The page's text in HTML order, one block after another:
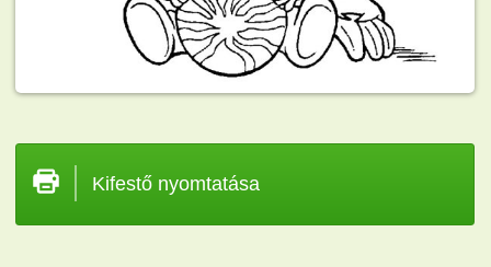
Kifestő nyomtatása